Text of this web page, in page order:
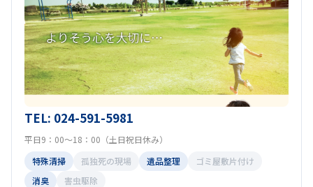
TEL: 024-591-5981
平日9：00～18：00（土日祝日休み）
特殊清掃
孤独死の現場 遺品整理
ゴミ屋敷片付け
消臭
害虫駆除